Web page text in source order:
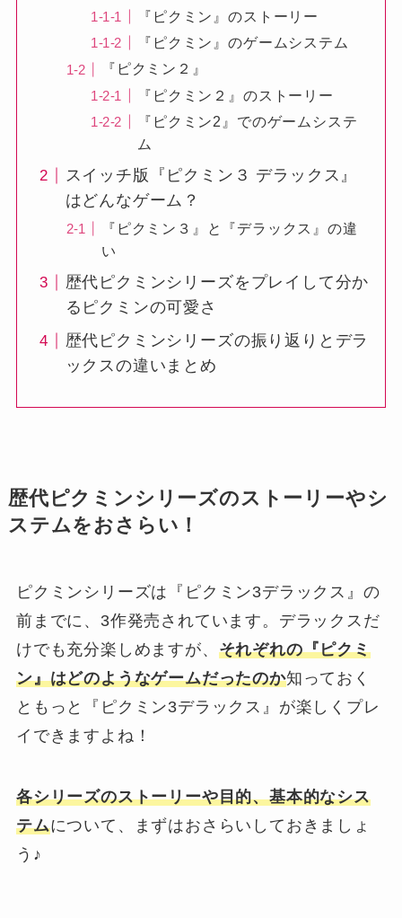
『ピクミン』のストーリー
『ピクミン』のゲームシステム
『ピクミン２』
『ピクミン２』のストーリー
『ピクミン2』でのゲームシステ
ム
スイッチ版『ピクミン３ デラックス』
はどんなゲーム？
『ピクミン３』と『デラックス』の違
い
歴代ピクミンシリーズをプレイして分か
るピクミンの可愛さ
歴代ピクミンシリーズの振り返りとデラ
ックスの違いまとめ
歴代ピクミンシリーズのストーリーやシ
ステムをおさらい！
ピクミンシリーズは『ピクミン3デラックス』の
前までに、3作発売されています。デラックスだ
けでも充分楽しめますが、 それぞれの『ピクミ
ン』はどのようなゲームだったのか知っておく
ともっと『ピクミン3デラックス』が楽しくプレ
イできますよね！
各シリーズのストーリーや目的、基本的なシス
テムについて、まずはおさらいしておきましょ
う♪